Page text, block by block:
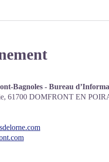
Bagnoles - Bureau
61700 DOMFRONT EN